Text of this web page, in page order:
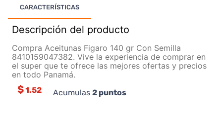
CARACTERÍSTICAS
Descripción del producto
Compra Aceitunas Figaro 140 gr Con Semilla
8410159047382. Vive la experiencia de comprar en
el super que te ofrece las mejores ofertas y precios
en todo Panamá.
$1.52 Acumulas 2puntos